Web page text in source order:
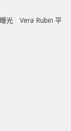
光 Vera Rubin 平